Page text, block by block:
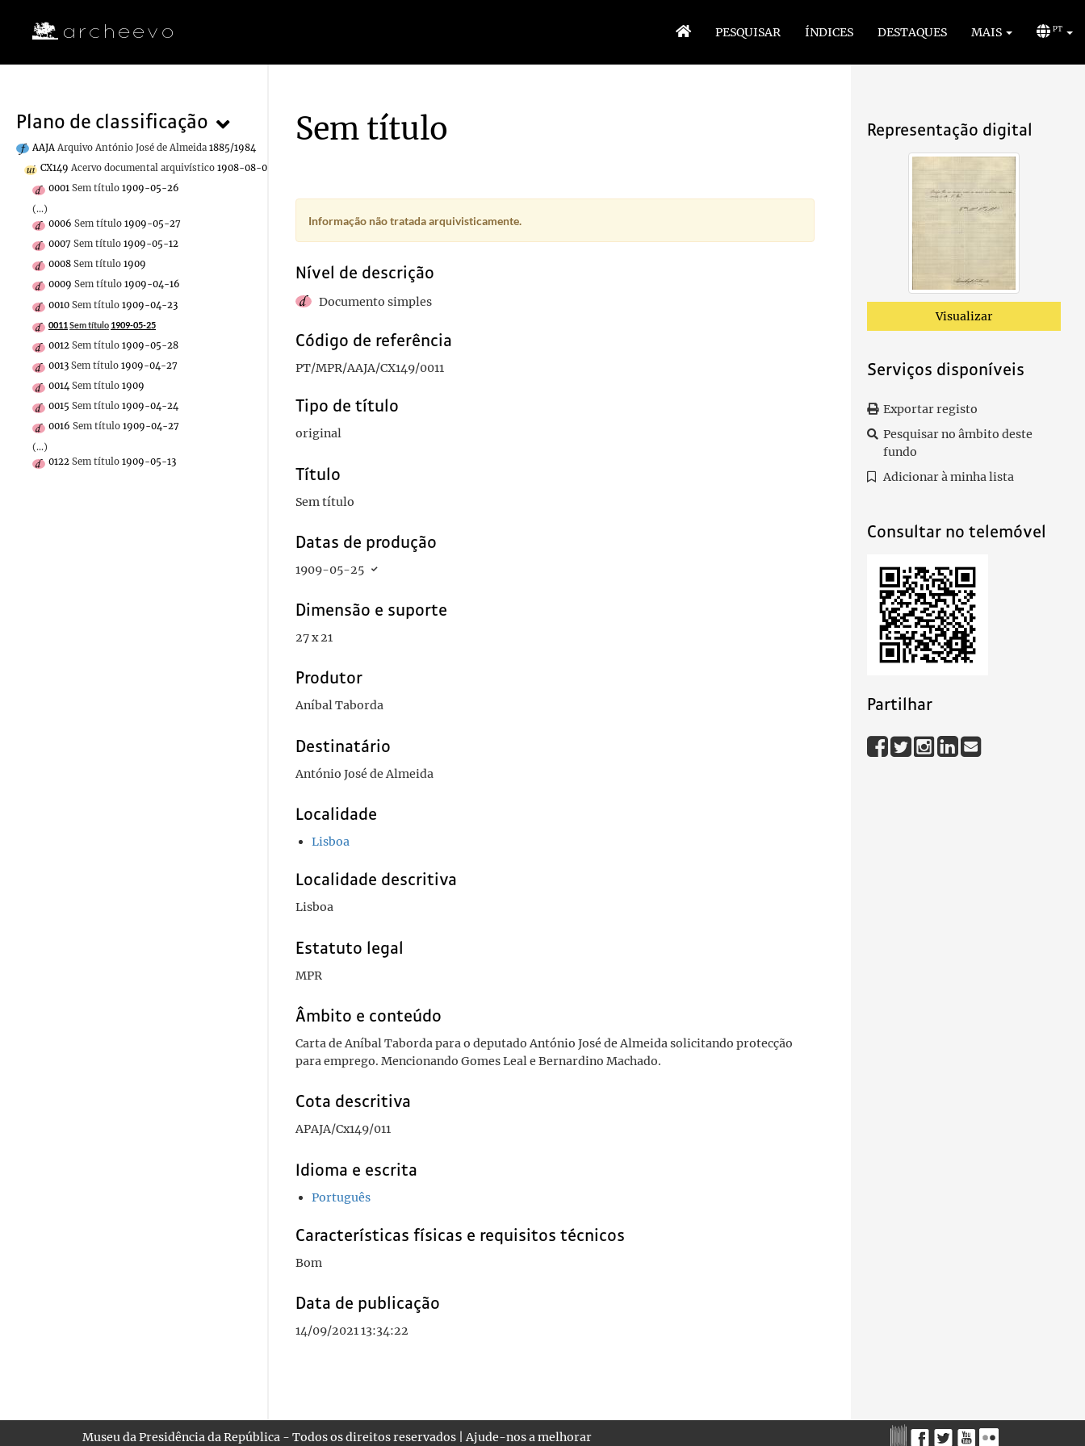
PESQUISAR ÍNDICES DESTAQUES MAIS PT
Plano de classificação
AAJA Arquivo António José de Almeida 1885/1984
CX149 Acervo documental arquivístico 1908-08-01/1910-02-22
0001 Sem título 1909-05-26
(...)
0006 Sem título 1909-05-27
0007 Sem título 1909-05-12
0008 Sem título 1909
0009 Sem título 1909-04-16
0010 Sem título 1909-04-23
0011 Sem título 1909-05-25
0012 Sem título 1909-05-28
0013 Sem título 1909-04-27
0014 Sem título 1909
0015 Sem título 1909-04-24
0016 Sem título 1909-04-27
(...)
0122 Sem título 1909-05-13
Representação digital
Visualizar
Serviços disponíveis
Exportar registo
Pesquisar no âmbito deste
fundo
Adicionar à minha lista
Consultar no telemóvel
Partilhar
Sem título
Informação não tratada arquivisticamente.
Nível de descrição
Documento simples
Código de referência
PT/MPR/AAJA/CX149/0011
Tipo de título
original
Título
Sem título
Datas de produção
1909-05-25
Dimensão e suporte
27 x 21
Produtor
Aníbal Taborda
Destinatário
António José de Almeida
Localidade
Lisboa
Localidade descritiva
Lisboa
Estatuto legal
MPR
Âmbito e conteúdo
Carta de Aníbal Taborda para o deputado António José de Almeida solicitando protecção
para emprego. Mencionando Gomes Leal e Bernardino Machado.
Cota descritiva
APAJA/Cx149/011
Idioma e escrita
Português
Características físicas e requisitos técnicos
Bom
Data de publicação
14/09/2021 13:34:22
Museu da Presidência da República - Todos os direitos reservados |Ajude-nos a melhorar